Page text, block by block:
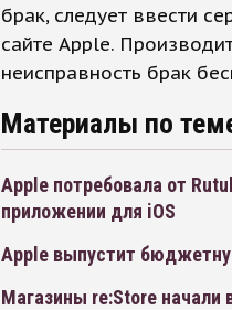
брак, следует ввести
сайте Apple.
неисправность брак
Материалы по
Apple потребовала от
приложении для iOS
Apple выпустит
Магазины re:Store начали